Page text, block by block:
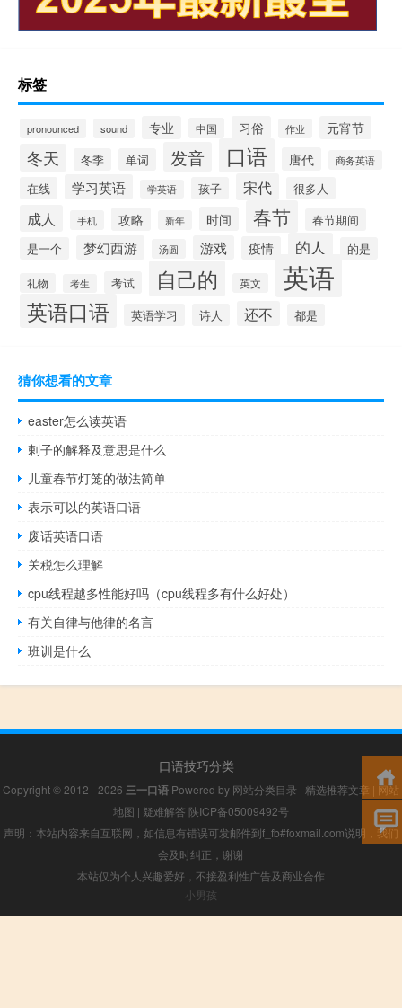
标签
pronounced sound 专业 中国 习俗 作业 元宵节
冬天 冬季 单词 发音 口语 唐代 商务英语
在线 学习英语 学英语 孩子 宋代 很多人
成人 手机 攻略 新年 时间 春节
春节期间
是一个
梦幻西游 汤圆 游戏 疫情 的人 的是
礼物 考生 考试 自己的 英文 英语
英语口语 英语学习 诗人 还不 都是
猜你想看的文章
easter怎么读英语
剌子的解释及意思是什么
儿童春节灯笼的做法简单
表示可以的英语口语
废话英语口语
关税怎么理解
cpu线程越多性能好吗（cpu线程多有什么好处）
有关自律与他律的名言
班训是什么
口语技巧分类
Copyright © 2012 - 2026 三一口语 Powered by 网站分类目录 | 精选推荐文章 | 网站
地图 | 疑难解答 陕ICP备05009492号
声明：本站内容来自互联网，如信息有错误可发邮件到f_fb#foxmail.com说明，我们
会及时纠正，谢谢
本站仅为个人兴趣爱好，不接盈利性广告及商业合作
小男孩